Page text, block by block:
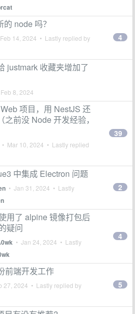
node 吗？
Feb 14, 2024 • Lastly replied by 4
justmark 收藏夹增加了
Feb 8, 2024
项目，用 NestJS 还
之前没 Node 开发经验，
• Mar 10, 2024 • Lastly replied
39
中集成 Electron 问题
• Jan 31, 2024 • Lastly
2
用了 alpine 镜像打包后
疑问
• Jan 24, 2024 • Lastly
4
前端开发工作
27, 2024 • Lastly replied by 5